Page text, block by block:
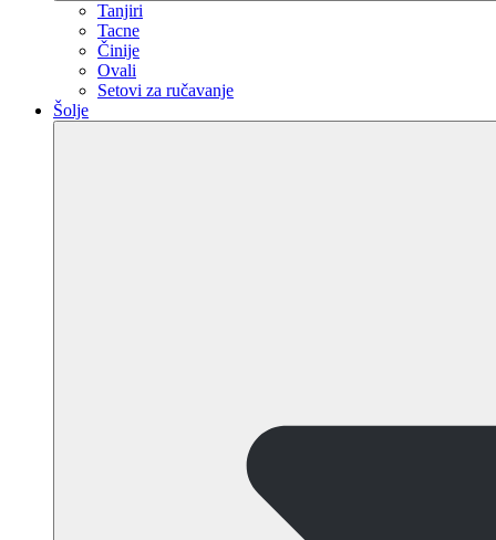
Tanjiri
Tacne
Činije
Ovali
Setovi za ručavanje
Šolje